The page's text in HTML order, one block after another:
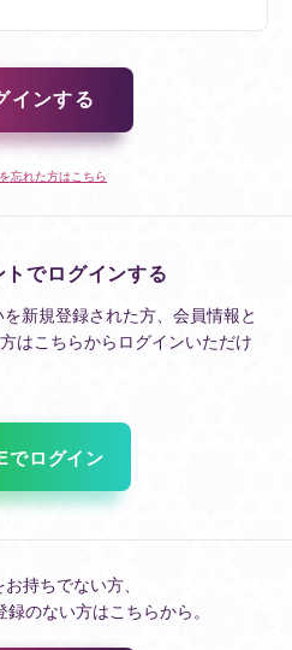
インする
忘れた方はこちら
でログインする
新規登録された方、会員情報と
はこちらからログインいただけ
でログイン
持ちでない方、
のない方はこちらから。